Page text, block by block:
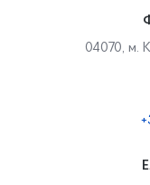
04070, м.